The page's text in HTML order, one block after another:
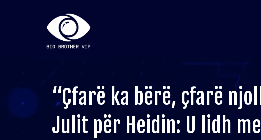
“Çfarë ka bërë, çfarë
Julit për Heidin: U lidh